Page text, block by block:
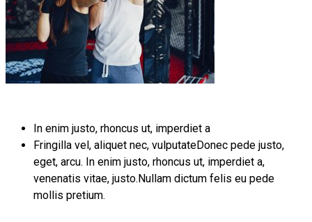
In enim justo, rhoncus ut, imperdiet a
Fringilla vel, aliquet nec, vulputateDonec pede justo,
eget, arcu. In enim justo, rhoncus ut, imperdiet a,
venenatis vitae, justo.Nullam dictum felis eu pede
mollis pretium.